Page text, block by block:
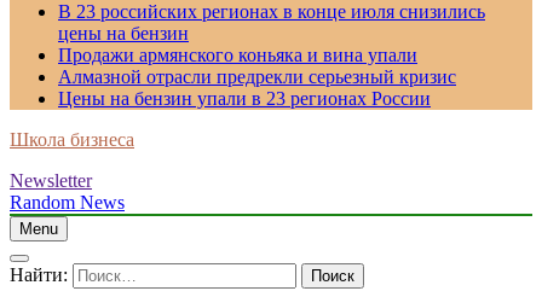
В 23 российских регионах в конце июля снизились
цены на бензин
Продажи армянского коньяка и вина упали
Алмазной отрасли предрекли серьезный кризис
Цены на бензин упали в 23 регионах России
Школа бизнеса
Newsletter
Random News
Menu
Найти: